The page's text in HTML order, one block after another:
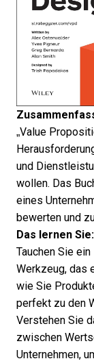
„Value
und
wollen. Das
eines
bewerten und
Das lernen Sie:
Tauchen Sie
Werkzeug, das
wie Sie
perfekt zu den
Verstehen Sie
zwischen
Unternehmen,